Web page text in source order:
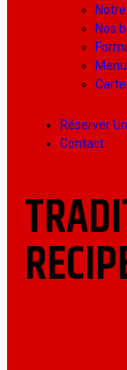
Nos
Réserver
Contact